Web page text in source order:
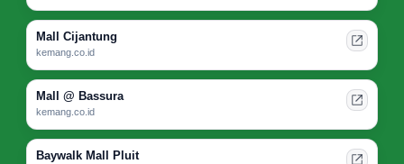
Mall Cijantung
kemang.co.id
Mall @ Bassura
kemang.co.id
Baywalk Mall Pluit